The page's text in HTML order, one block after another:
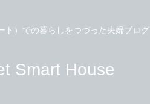
ト）での暮らしをつづった夫婦ブログ
Smart House